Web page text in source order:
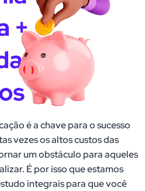
é a chave para o sucesso
vezes os altos custos das
um obstáculo para aqueles
É por isso que estamos
integrais para que você